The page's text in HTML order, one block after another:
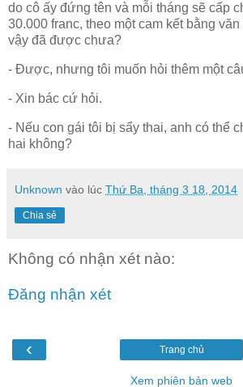
do cô ấy đứng tên và mỗi tháng sẽ cấp
30.000 franc, theo một cam kết bằng
vậy đã được chưa?
- Được, nhưng tôi muốn hỏi thêm một
- Xin bác cứ hỏi.
- Nếu con gái tôi bị sẩy thai, anh có thể
hai không?
Unknown vào lúc Thứ Ba, tháng 3 18, 2014
Chia sẻ
Không có nhận xét nào:
Đăng nhận xét
‹ Trang chủ
Xem phiên bản web